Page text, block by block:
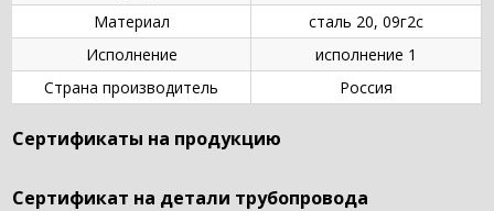
Материал
сталь 20, 09г2с
Исполнение
исполнение 1
Страна производитель
Россия
Сертификаты на продукцию
Сертификат на детали трубопровода